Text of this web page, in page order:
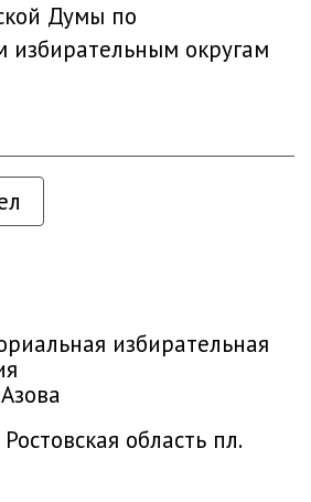
Думы по
округам
избирательная
область пл.